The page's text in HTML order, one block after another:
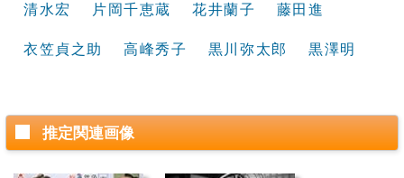
清水宏 片岡千恵蔵 花井蘭子 藤田進
衣笠貞之助 高峰秀子 黒川弥太郎 黒澤明
推定関連画像